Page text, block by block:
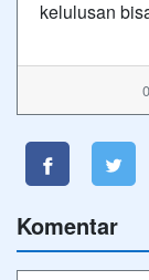
kelulusan
Komentar